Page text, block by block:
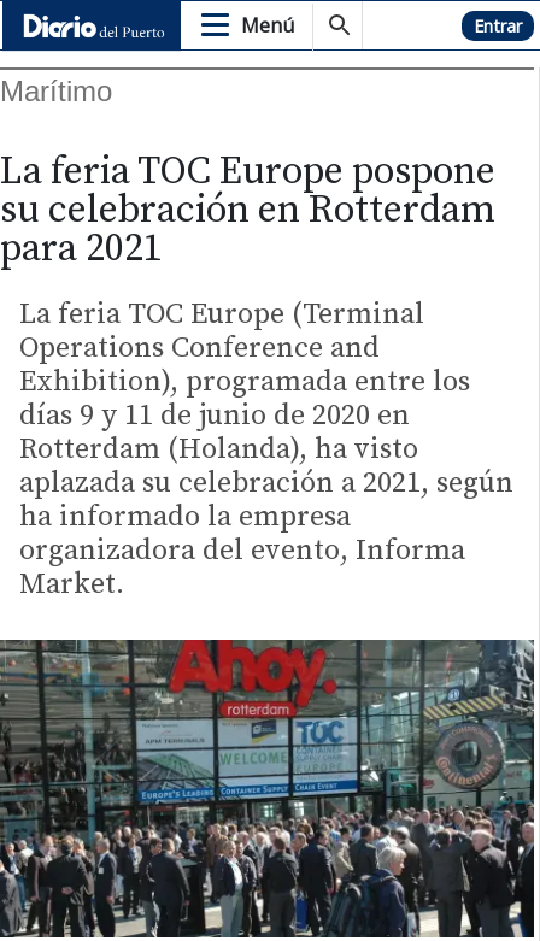
Menú Hemeroteca Entrar
Marítimo
La feria TOC Europe pospone
su celebración en Rotterdam
para 2021
La feria TOC Europe (Terminal
Operations Conference and
Exhibition), programada entre los
días 9 y 11 de junio de 2020 en
Rotterdam (Holanda), ha visto
aplazada su celebración a 2021, según
ha informado la empresa
organizadora del evento, Informa
Market.